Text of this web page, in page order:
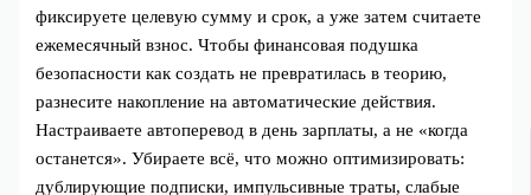
фиксируете целевую сумму и срок, а уже затем считаете
ежемесячный взнос. Чтобы финансовая подушка
безопасности как создать не превратилась в теорию,
разнесите накопление на автоматические действия.
Настраиваете автоперевод в день зарплаты, а не «когда
останется». Убираете всё, что можно оптимизировать:
дублирующие подписки, импульсивные траты, слабые